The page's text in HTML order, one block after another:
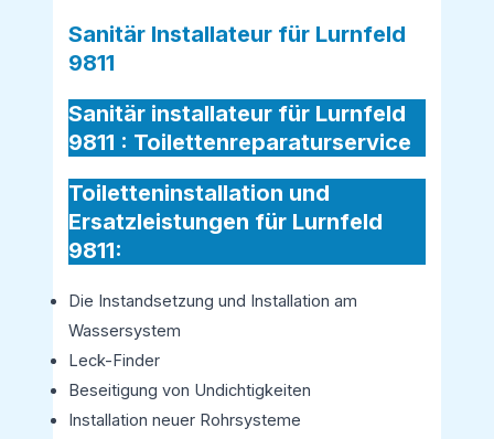
Sanitär Installateur für Lurnfeld
9811
Sanitär installateur für Lurnfeld
9811 : Toilettenreparaturservice
Toiletteninstallation und
Ersatzleistungen für Lurnfeld
9811:
Die Instandsetzung und Installation am
Wassersystem
Leck-Finder
Beseitigung von Undichtigkeiten
Installation neuer Rohrsysteme